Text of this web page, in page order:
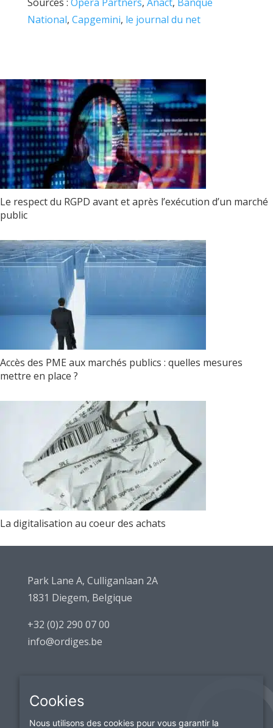
National, Capgemini, le journal du net
Le respect du RGPD avant et après l’exécution d’un marché
public
Accès des PME aux marchés publics : quelles mesures
mettre en place ?
La digitalisation au coeur des achats
Park Lane A, Culliganlaan 2A
1831 Diegem, Belgique
+32 (0)2 290 07 00
info@ordiges.be
Cookies
Nous utilisons des cookies pour vous garantir la